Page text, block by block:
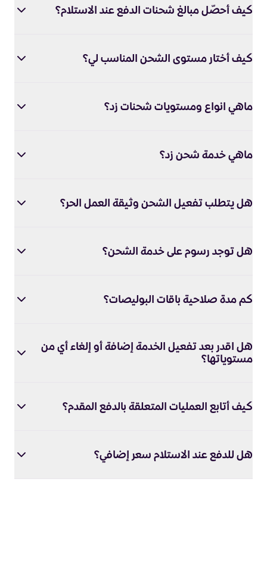
كيف أحصّل مبالغ شحنات الدفع عند الاستلام؟
كيف أختار مستوى الشحن المناسب لي؟
ماهي انواع ومستويات شحنات زد؟
ماهي خدمة شحن زد؟
هل يتطلب تفعيل الشحن وثيقة العمل الحر؟
هل توجد رسوم على خدمة الشحن؟
كم مدة صلاحية باقات البوليصات؟
هل اقدر بعد تفعيل الخدمة إضافة أو إلغاء أي من
مستوياتها؟
كيف أتابع العمليات المتعلقة بالدفع المقدم؟
هل للدفع عند الاستلام سعر إضافي؟